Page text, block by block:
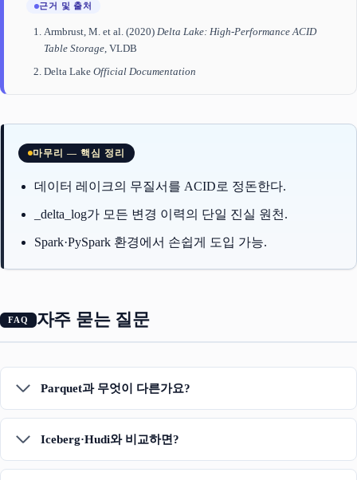
근거 및 출처
Armbrust, M. et al. (2020) Delta Lake: High-Performance ACID
Table Storage, VLDB
Delta Lake Official Documentation
마무리 — 핵심 정리
데이터 레이크의 무질서를 ACID로 정돈한다.
_delta_log가 모든 변경 이력의 단일 진실 원천.
Spark·PySpark 환경에서 손쉽게 도입 가능.
자주 묻는 질문
Parquet과 무엇이 다른가요?
Iceberg·Hudi와 비교하면?